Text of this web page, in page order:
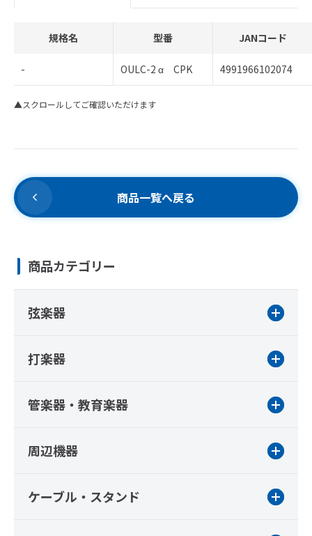
規格名 型番 JANコード
- OULC-2 α CPK 4991966102074
▲スクロールしてご確認いただけます
商品一覧へ戻る
商品カテゴリー
弦楽器
打楽器
管楽器・教育楽器
周辺機器
ケーブル・スタンド